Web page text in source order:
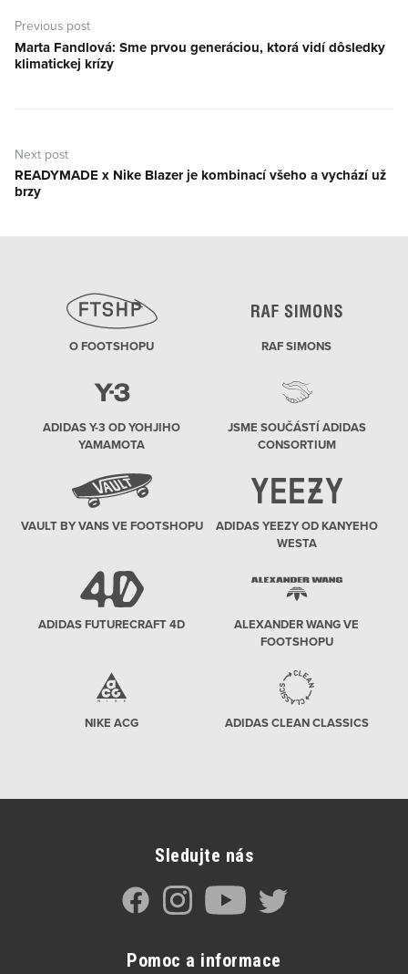
pro
příspěvek
Previous post
Previous
post:
Marta Fandlová: Sme prvou generáciou, ktorá vidí dôsledky
klimatickej krízy
Next post
Next
post:
READYMADE x Nike Blazer je kombinací všeho a vychází už
brzy
O FOOTSHOPU RAF SIMONS
ADIDAS Y-3 OD YOHJIHO
YAMAMOTA
JSME SOUČÁSTÍ ADIDAS
CONSORTIUM
VAULT BY VANS VE FOOTSHOPU
ADIDAS YEEZY OD KANYEHO
WESTA
ADIDAS FUTURECRAFT 4D
ALEXANDER WANG VE
FOOTSHOPU
NIKE ACG ADIDAS CLEAN CLASSICS
Sledujte nás
Pomoc a informace